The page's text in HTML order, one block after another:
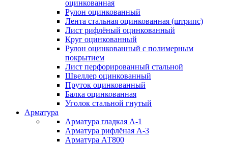
оцинкованная
Рулон оцинкованный
Лента стальная оцинкованная (штрипс)
Лист рифлёный оцинкованный
Круг оцинкованный
Рулон оцинкованный с полимерным
покрытием
Лист перфорированный стальной
Швеллер оцинкованный
Пруток оцинкованный
Балка оцинкованная
Уголок стальной гнутый
Арматура
Арматура гладкая А-1
Арматура рифлёная А-3
Арматура АТ800